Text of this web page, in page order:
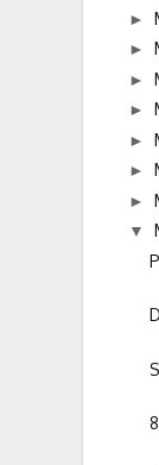
►
►
►
►
►
►
►
▼